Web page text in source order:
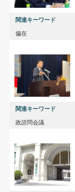
関連キーワード
偏在
関連キーワード
政諮問会議